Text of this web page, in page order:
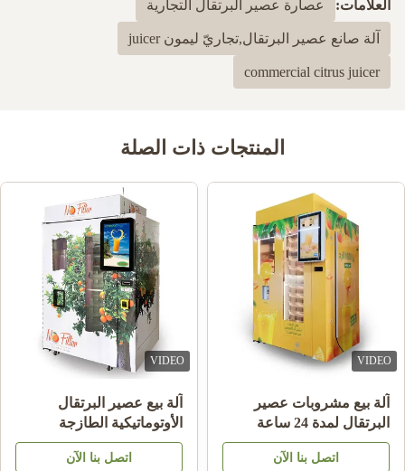
العلامات: عصارة عصير البرتقال التجارية
آلة صانع عصير البرتقال,تجاريّ ليمون juicer
commercial citrus juicer
المنتجات ذات الصلة
VIDEO
آلة بيع مشروبات عصير
البرتقال لمدة 24 ساعة
اتصل بنا الآن
VIDEO
آلة بيع عصير البرتقال
الأوتوماتيكية الطازجة
التجارية
اتصل بنا الآن